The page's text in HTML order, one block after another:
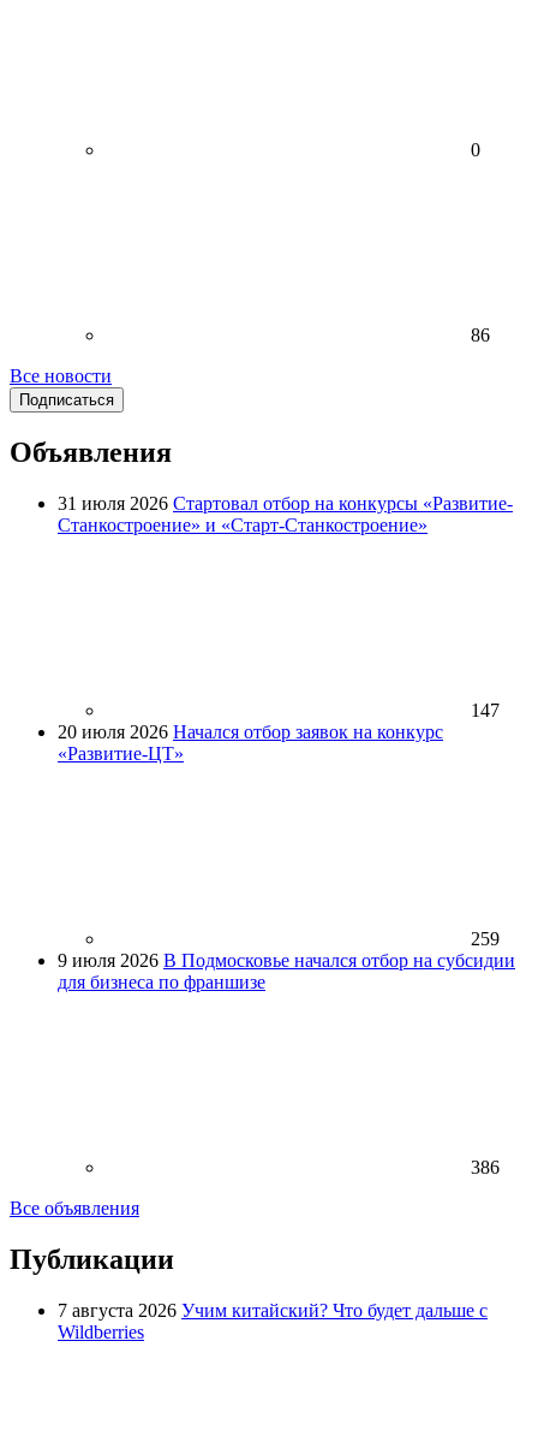
0
86
Все новости
Подписаться
Объявления
31 июля 2026 Стартовал отбор на конкурсы «Развитие-
Станкостроение» и «Старт-Станкостроение»
147
20 июля 2026 Начался отбор заявок на конкурс
«Развитие-ЦТ»
259
9 июля 2026 В Подмосковье начался отбор на субсидии
для бизнеса по франшизе
386
Все объявления
Публикации
7 августа 2026 Учим китайский? Что будет дальше с
Wildberries